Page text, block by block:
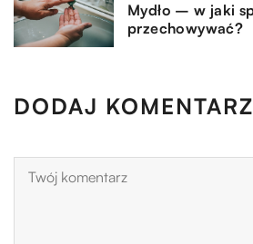
Mydło – w jaki
przechowywać?
DODAJ KOMENTARZ